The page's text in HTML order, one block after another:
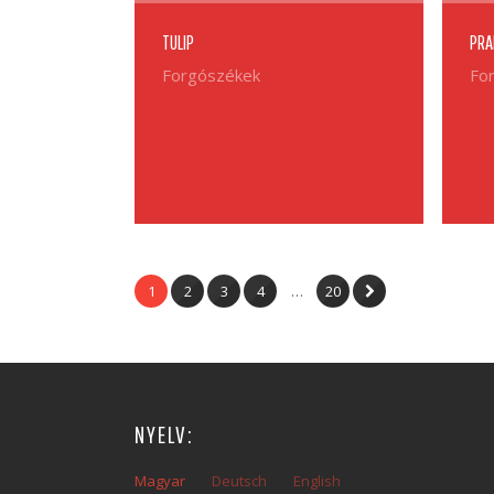
TULIP
Forgószékek
1 2 3 4 … 20
NYELV:
Magyar Deutsch English